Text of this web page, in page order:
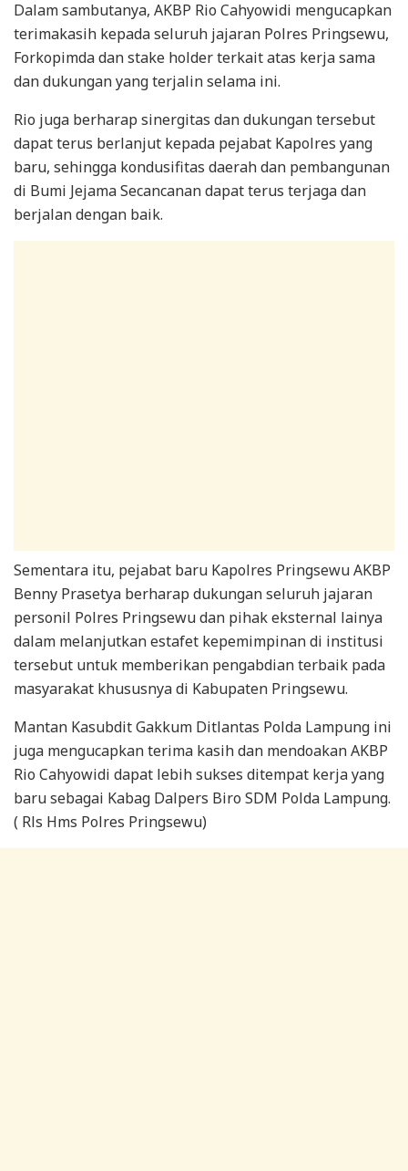
Dalam sambutanya, AKBP Rio Cahyowidi mengucapkan
terimakasih kepada seluruh jajaran Polres Pringsewu,
Forkopimda dan stake holder terkait atas kerja sama
dan dukungan yang terjalin selama ini.
Rio juga berharap sinergitas dan dukungan tersebut
dapat terus berlanjut kepada pejabat Kapolres yang
baru, sehingga kondusifitas daerah dan pembangunan
di Bumi Jejama Secancanan dapat terus terjaga dan
berjalan dengan baik.
Sementara itu, pejabat baru Kapolres Pringsewu AKBP
Benny Prasetya berharap dukungan seluruh jajaran
personil Polres Pringsewu dan pihak eksternal lainya
dalam melanjutkan estafet kepemimpinan di institusi
tersebut untuk memberikan pengabdian terbaik pada
masyarakat khususnya di Kabupaten Pringsewu.
Mantan Kasubdit Gakkum Ditlantas Polda Lampung ini
juga mengucapkan terima kasih dan mendoakan AKBP
Rio Cahyowidi dapat lebih sukses ditempat kerja yang
baru sebagai Kabag Dalpers Biro SDM Polda Lampung.
( Rls Hms Polres Pringsewu)